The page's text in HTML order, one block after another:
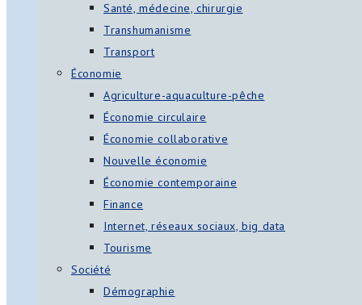
Santé, médecine, chirurgie
Transhumanisme
Transport
Économie
Agriculture-aquaculture-pêche
Économie circulaire
Économie collaborative
Nouvelle économie
Économie contemporaine
Finance
Internet, réseaux sociaux, big data
Tourisme
Société
Démographie